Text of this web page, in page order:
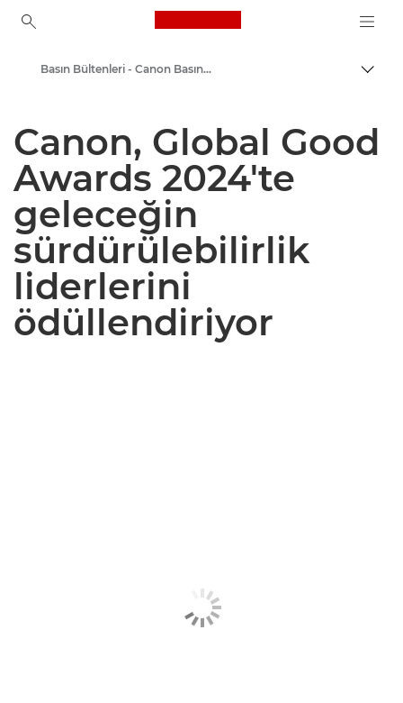
Canon Logo, back to
İçerik
Basın Merkezi
Basın Bültenleri - Canon Basın Merkezi
Canon, Global Good
Awards 2024'te
geleceğin
sürdürülebilirlik
liderlerini
ödüllendiriyor